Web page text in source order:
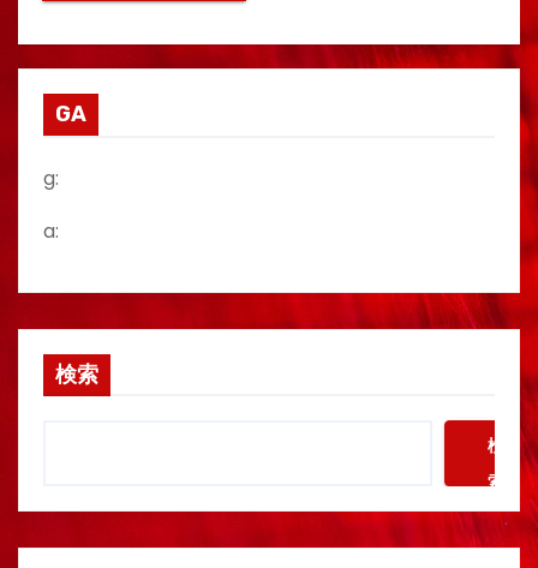
GA
g:
a:
検索
検
索